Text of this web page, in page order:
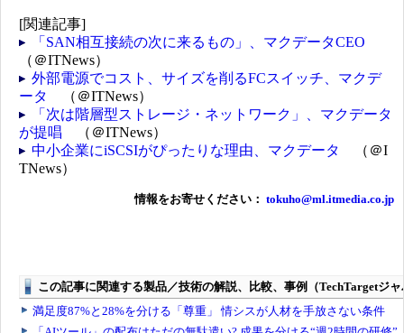
[関連記事]
「SAN相互接続の次に来るもの」、マクデータCEO
（＠ITNews）
外部電源でコスト、サイズを削るFCスイッチ、マクデ
ータ
（＠ITNews）
「次は階層型ストレージ・ネットワーク」、マクデータ
が提唱
（＠ITNews）
中小企業にiSCSIがぴったりな理由、マクデータ
（＠I
TNews）
情報をお寄せください： tokuho@ml.itmedia.co.jp